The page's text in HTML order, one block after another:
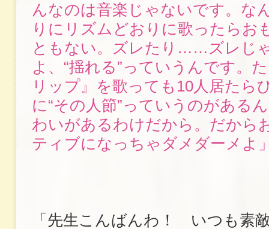
んなのは音楽じゃないです。な
りにリズムどおりに歌ったらお
ともない。ズレたり……ズレじ
よ、“揺れる”っていうんです。
リップ』を歌っても10人居たら
に“その人節”っていうのがある
わいがあるわけだから。だから
ティブになっちゃダメダーメよ
「先生こんばんわ！ いつも素